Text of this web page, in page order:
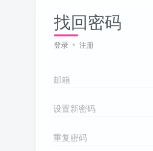
找回密码
登录 注册
邮箱
设置新密码
重复密码